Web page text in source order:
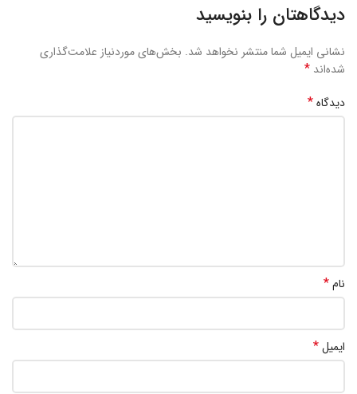
دیدگاهتان را بنویسید
نشانی ایمیل شما منتشر نخواهد شد. بخش‌های موردنیاز علامت‌گذاری
شده‌اند *
دیدگاه*
نام*
ایمیل*